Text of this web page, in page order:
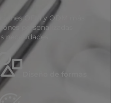
OEM y ODM más
personalizadas
necesidades